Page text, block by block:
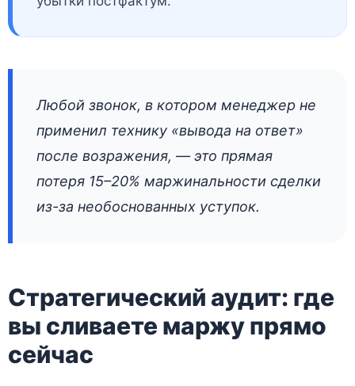
Любой звонок, в котором менеджер не
применил технику «вывода на ответ»
после возражения, — это прямая
потеря 15–20% маржинальности сделки
из-за необоснованных уступок.
Стратегический аудит: где
вы сливаете маржу прямо
сейчас